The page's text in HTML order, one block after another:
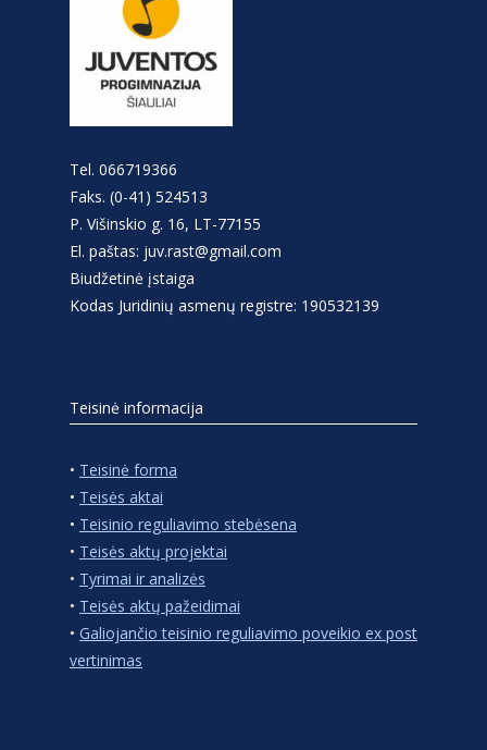
Tel. 066719366
Faks. (0-41) 524513
P. Višinskio g. 16, LT-77155
El. paštas: juv.rast@gmail.com
Biudžetinė įstaiga
Kodas Juridinių asmenų registre: 190532139
Teisinė informacija
• Teisinė forma
• Teisės aktai
• Teisinio reguliavimo stebėsena
• Teisės aktų projektai
• Tyrimai ir analizės
• Teisės aktų pažeidimai
• Galiojančio teisinio reguliavimo poveikio ex post
vertinimas